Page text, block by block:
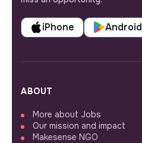
iPhone Android
ABOUT
More about Jobs
Our mission and impact
Makesense NGO